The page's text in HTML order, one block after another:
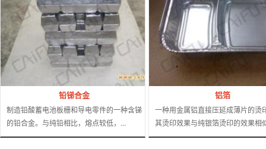
铅锑合金
制造铅酸蓄电池板栅和导电零件的一种含锑
的铅合金。与纯铅相比，熔点较低，...
铝箔
一种用金属铝直接压延成薄片的烫
其烫印效果与纯银箔烫印的效果相